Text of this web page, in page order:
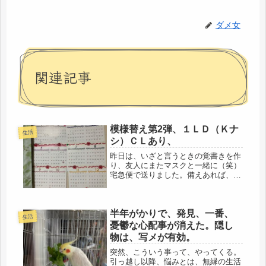
ダメ女
関連記事
生活
模様替え第2弾、１ＬＤ（Ｋナ
シ）ＣＬあり、
昨日は、いざと言うときの覚書きを作
り、友人にまたマスクと一緒に（笑）
宅急便で送りました。備えあれば、憂
ますが。明日は感謝して、大手町ま
で、...
生活
半年がかりで、発見、一番、
憂鬱な心配事が消えた。隠し
物は、写メが有効。
突然、こういう事って、やってくる。
引っ越し以降、悩みとは、無縁の生活